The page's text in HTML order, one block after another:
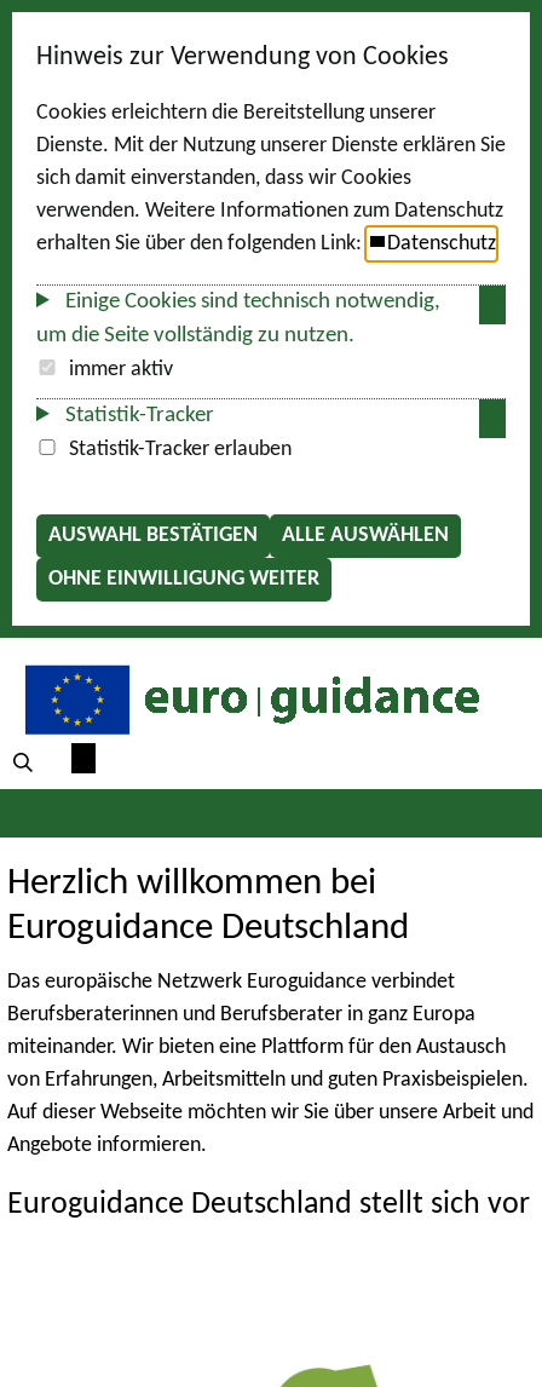
Hinweis zur Verwendung von Cookies
Cookies erleichtern die Bereitstellung unserer
Dienste. Mit der Nutzung unserer Dienste erklären Sie
sich damit einverstanden, dass wir Cookies
verwenden. Weitere Informationen zum Datenschutz
erhalten Sie über den folgenden Link:
Datenschutz
Einige Cookies sind technisch notwendig,
um die Seite vollständig zu nutzen.
immer aktiv
Statistik-Tracker
Statistik-Tracker erlauben
AUSWAHL BESTÄTIGEN
ALLE AUSWÄHLEN
OHNE EINWILLIGUNG WEITER
Herzlich willkommen bei
Euroguidance Deutschland
Das europäische Netzwerk Euroguidance verbindet
Berufsberaterinnen und Berufsberater in ganz Europa
miteinander. Wir bieten eine Plattform für den Austausch
von Erfahrungen, Arbeitsmitteln und guten Praxisbeispielen.
Auf dieser Webseite möchten wir Sie über unsere Arbeit und
Angebote informieren.
Euroguidance Deutschland stellt sich vor